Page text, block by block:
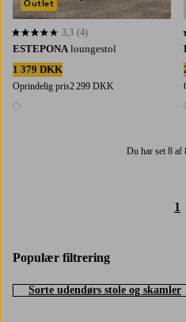
ESTEPONA loungestol
1 379 DKK
Oprindelig pris2 299 DKK
1 farve
3,3 baseret på 4 bedømmelser
3,3 (4)
Outlet
Du har set 8 af
1
Populær filtrering
Sorte udendørs stole og skamler